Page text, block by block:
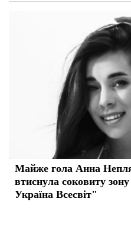
Майже гола Анна
втиснула соковиту
Україна Всесвіт"